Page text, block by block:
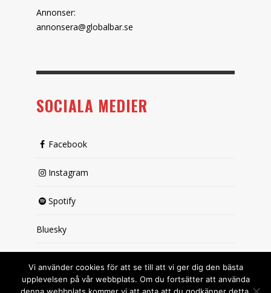
Annonser:
annonsera@globalbar.se
SOCIALA MEDIER
Facebook
Instagram
Spotify
Bluesky
Vi använder cookies för att se till att vi ger dig den bästa
upplevelsen på vår webbplats. Om du fortsätter att använda